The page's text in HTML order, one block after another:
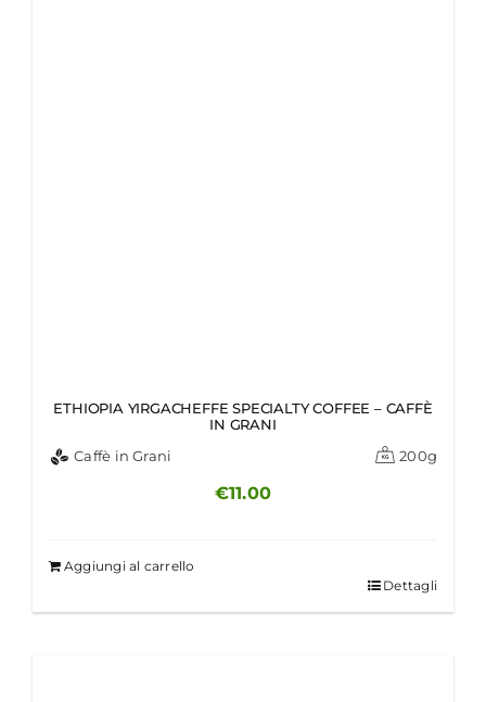
ETHIOPIA YIRGACHEFFE SPECIALTY COFFEE – CAFFÈ
IN GRANI
Caffè in Grani
200g
€11.00
Aggiungi al carrello
Dettagli